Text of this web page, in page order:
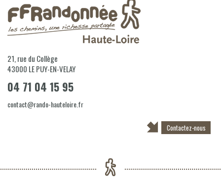
21, rue du Collège
43000 LE PUY-EN-VELAY
04 71 04 15 95
contact@rando-hauteloire.fr
Contactez-nous